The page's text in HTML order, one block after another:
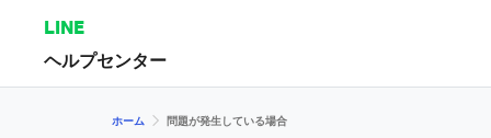
LINE
ヘルプセンター
ホーム 問題が発生している場合